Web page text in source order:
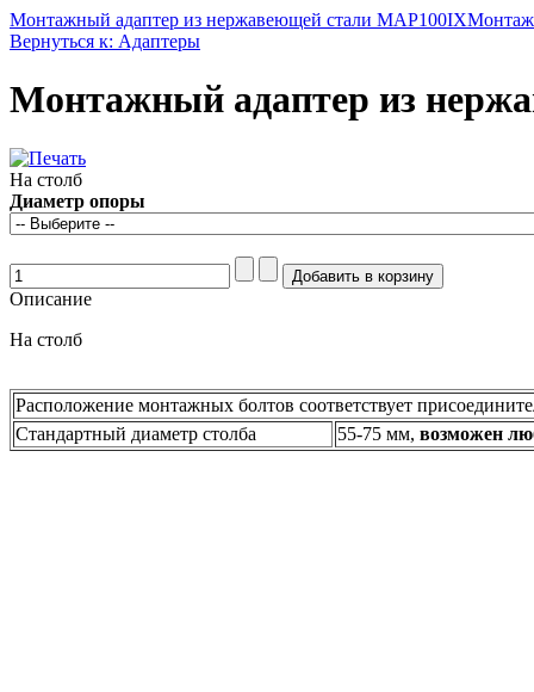
Монтажный адаптер из нержавеющей стали MAP100IX
Вернуться к: Адаптеры
Монтажный адаптер из
На столб
Диаметр опоры
Описание
На столб
Расположение монтажных болтов соответствует
Стандартный диаметр столба
55-75 мм, возможен